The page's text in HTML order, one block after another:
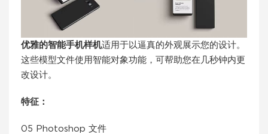
优雅的智能手机样机适用于以逼真的外观展示您的设计。
这些模型文件使用智能对象功能，可帮助您在几秒钟内更
改设计。
特征：
05 Photoshop 文件